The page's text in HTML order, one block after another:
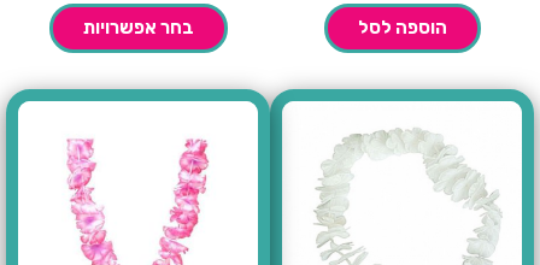
הוספה לסל בחר אפשרויות